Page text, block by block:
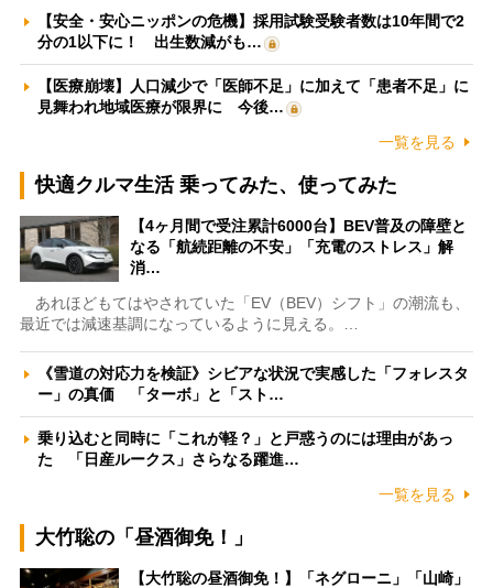
【安全・安心ニッポンの危機】採用試験受験者数は10年間で2
分の1以下に！ 出生数減がも…
【医療崩壊】人口減少で「医師不足」に加えて「患者不足」に
見舞われ地域医療が限界に 今後…
一覧を見る
快適クルマ生活 乗ってみた、使ってみた
【4ヶ月間で受注累計6000台】BEV普及の障壁と
なる「航続距離の不安」「充電のストレス」解
消…
あれほどもてはやされていた「EV（BEV）シフト」の潮流も、
最近では減速基調になっているように見える。…
《雪道の対応力を検証》シビアな状況で実感した「フォレスタ
ー」の真価 「ターボ」と「スト…
乗り込むと同時に「これが軽？」と戸惑うのには理由があっ
た 「日産ルークス」さらなる躍進…
一覧を見る
大竹聡の「昼酒御免！」
【大竹聡の昼酒御免！】「ネグローニ」「山崎」